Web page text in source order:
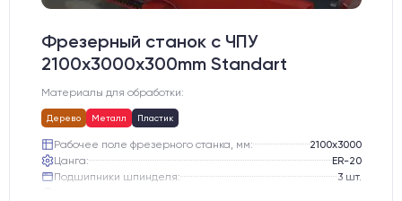
Фрезерный станок с ЧПУ
2100x3000x300mm Standart
Материалы для обработки:
Дерево Металл Пластик
Рабочее поле фрезерного станка, мм:
2100х3000
Цанга:
ER-20
Подшипники шпинделя:
3 шт.